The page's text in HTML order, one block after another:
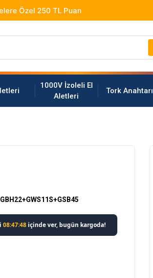
1000V İzoleli El
Aletleri
Tork Anahtarı
GBH22+GWS11S+GSB45